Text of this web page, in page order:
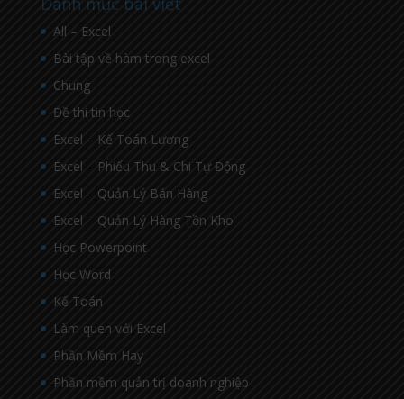
All – Excel
Bài tập về hàm trong excel
Chung
Đề thi tin học
Excel – Kế Toán Lương
Excel – Phiếu Thu & Chi Tự Động
Excel – Quản Lý Bán Hàng
Excel – Quản Lý Hàng Tồn Kho
Học Powerpoint
Học Word
Kế Toán
Làm quen với Excel
Phần Mềm Hay
Phần mềm quản trị doanh nghiệp